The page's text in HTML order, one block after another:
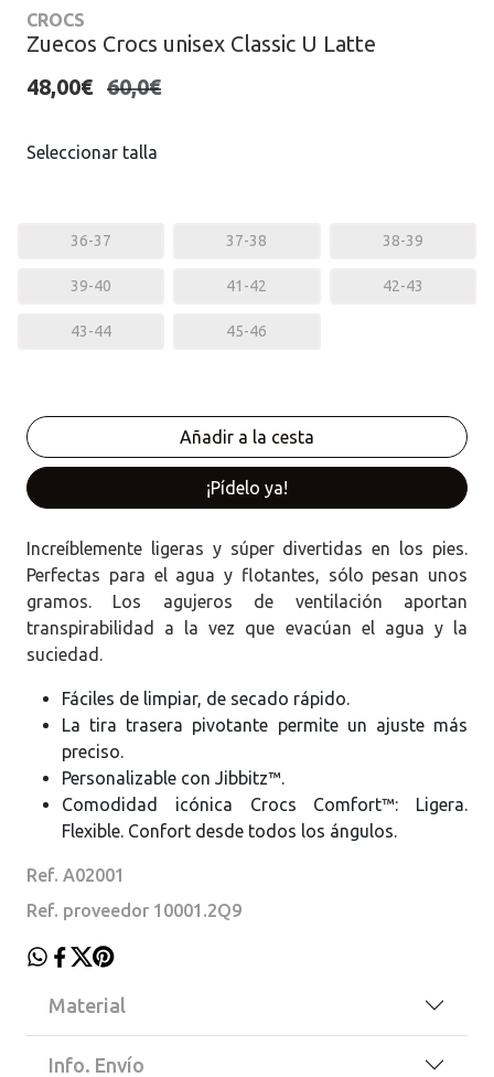
CROCS
Zuecos Crocs unisex Classic U Latte
48,00€ 60,0€
Seleccionar talla
36-37 37-38 38-39
39-40 41-42 42-43
43-44 45-46
¡Pídelo ya!
Increíblemente ligeras y súper divertidas en los pies.
Perfectas para el agua y flotantes, sólo pesan unos
gramos. Los agujeros de ventilación aportan
transpirabilidad a la vez que evacúan el agua y la
suciedad.
Fáciles de limpiar, de secado rápido.
La tira trasera pivotante permite un ajuste más
preciso.
Personalizable con Jibbitz™.
Comodidad icónica Crocs Comfort™: Ligera.
Flexible. Confort desde todos los ángulos.
Ref. A02001
Ref. proveedor 10001.2Q9
Material
Info. Envío